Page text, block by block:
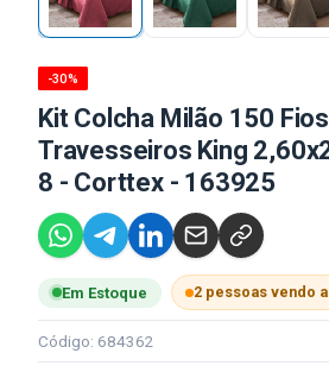
-30%
Kit Colcha Milão 150
Travesseiros King
8 - Corttex - 163925
Em Estoque 2 pessoas vendo
Código: 684362